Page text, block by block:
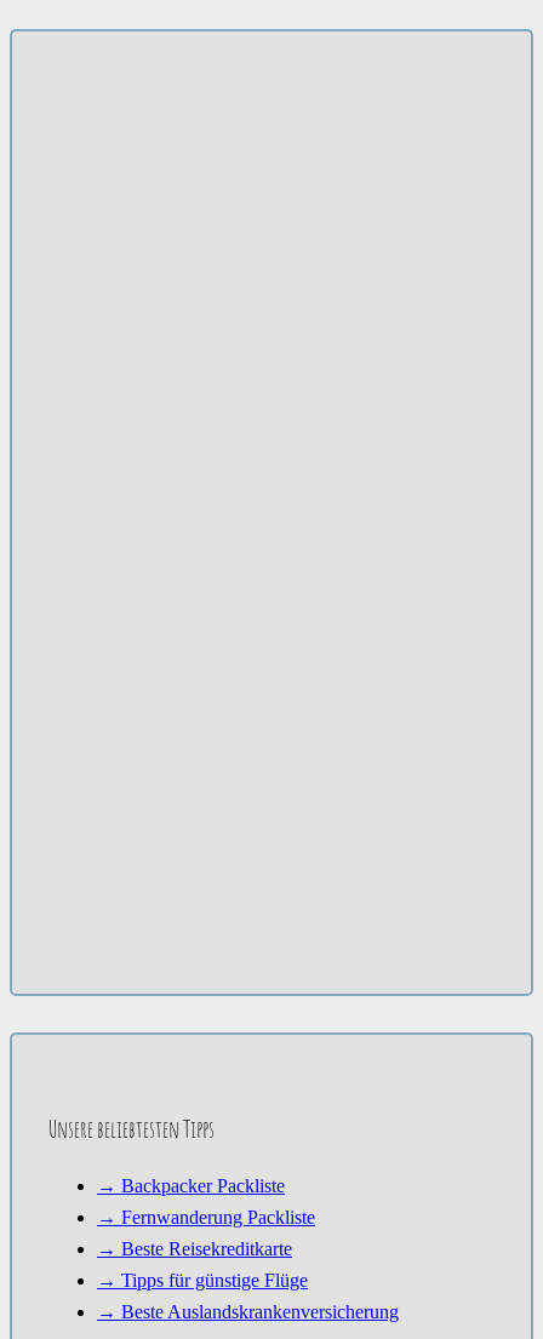
Unsere beliebtesten Tipps
→ Backpacker Packliste
→ Fernwanderung Packliste
→ Beste Reisekreditkarte
→ Tipps für günstige Flüge
→ Beste Auslandskrankenversicherung